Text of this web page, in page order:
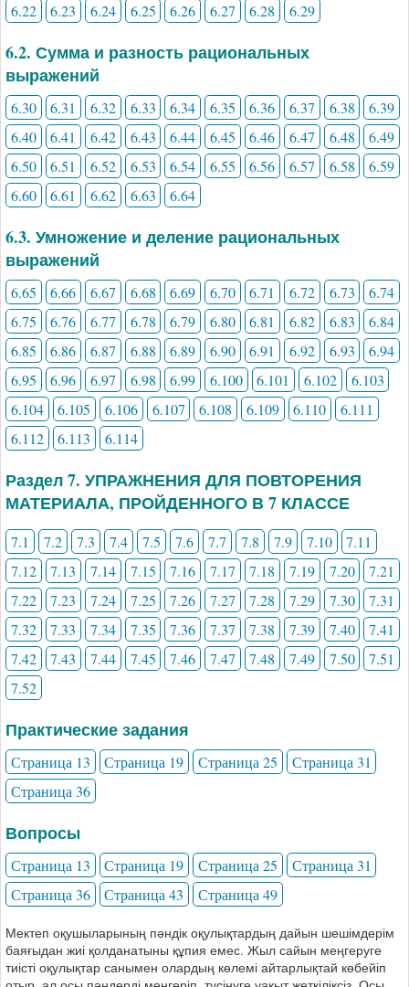
6.22
6.23 6.24 6.25 6.26 6.27 6.28 6.29
6.2. Сумма и разность рациональных
выражений
6.30 6.31 6.32 6.33 6.34 6.35 6.36 6.37 6.38
6.39
6.40
6.41 6.42 6.43 6.44 6.45 6.46 6.47 6.48
6.49
6.50
6.51 6.52 6.53 6.54 6.55 6.56 6.57 6.58
6.59
6.60
6.61 6.62 6.63 6.64
6.3. Умножение и деление рациональных
выражений
6.65 6.66 6.67 6.68 6.69 6.70 6.71 6.72 6.73
6.74
6.75
6.76 6.77 6.78 6.79 6.80 6.81 6.82 6.83
6.84
6.85
6.86 6.87 6.88 6.89 6.90 6.91 6.92 6.93
6.94
6.95
6.96 6.97 6.98 6.99 6.100 6.101 6.102
6.103
6.104
6.105 6.106 6.107 6.108 6.109 6.110
6.111
6.112
6.113 6.114
Раздел 7. УПРАЖНЕНИЯ ДЛЯ ПОВТОРЕНИЯ
МАТЕРИАЛА, ПРОЙДЕННОГО В 7 КЛАССЕ
7.1 7.2 7.3 7.4 7.5 7.6 7.7 7.8 7.9 7.10
7.11
7.12
7.13 7.14 7.15 7.16 7.17 7.18 7.19 7.20
7.21
7.22
7.23 7.24 7.25 7.26 7.27 7.28 7.29 7.30
7.31
7.32
7.33 7.34 7.35 7.36 7.37 7.38 7.39 7.40
7.41
7.42
7.43 7.44 7.45 7.46 7.47 7.48 7.49 7.50
7.51
7.52
Практические задания
Страница 13 Страница 19 Страница 25
Страница 31
Страница 36
Вопросы
Страница 13 Страница 19 Страница 25
Страница 31
Страница 36
Страница 43 Страница 49
Мектеп оқушыларының пәндік оқулықтардың дайын шешімдерім
баяғыдан жиі қолданатыны құпия емес. Жыл сайын меңгеруге
тиісті оқулықтар санымен олардың көлемі айтарлықтай көбейіп